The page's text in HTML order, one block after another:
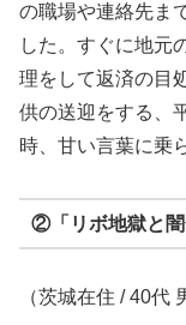
の職場や連絡先ま
した。すぐに地元
理をして返済の目
供の送迎をする、
時、甘い言葉に乗
②「リボ地獄と闇
（茨城在住 / 40代